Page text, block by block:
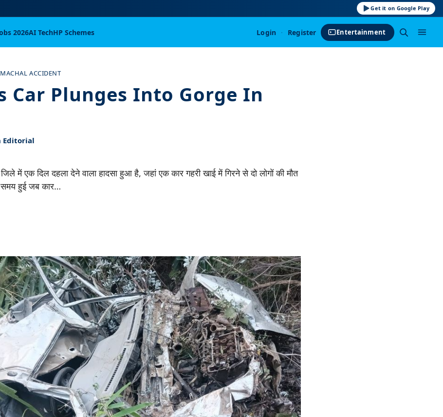
Get it on Google Play
2026AI TechHP Schemes Login · Register Entertainment
ACCIDENT
Car Plunges Into Gorge In
Editorial
में एक दिल दहला देने वाला हादसा हुआ है, जहां एक कार गहरी खाई में गिरने से दो लोगों की मौत
हुई जब कार…